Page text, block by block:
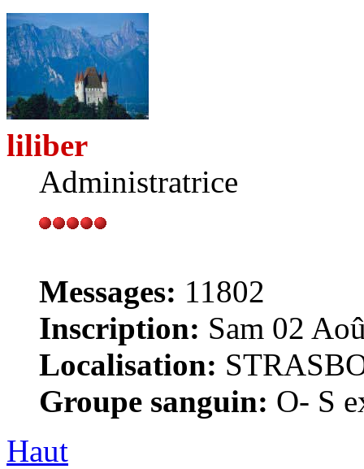
liliber
Administratrice
Messages: 11802
Inscription: Sam 02
Localisation:
Groupe sanguin: O- S
Haut